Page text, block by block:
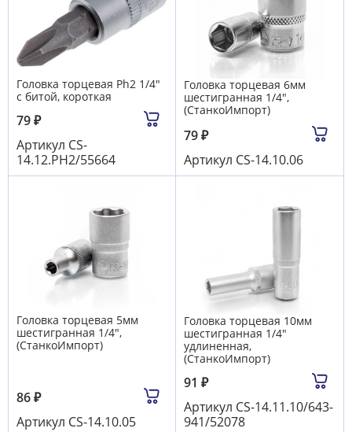
Головка торцевая Ph2 1/4"
с битой, короткая
79₽
Артикул CS-
14.12.PH2/55664
Головка торцевая 6мм
шестигранная 1/4",
(СтанкоИмпорт)
79₽
Артикул CS-14.10.06
Головка торцевая 5мм
шестигранная 1/4",
(СтанкоИмпорт)
86₽
Артикул CS-14.10.05
Головка торцевая 10мм
шестигранная 1/4"
удлиненная,
(СтанкоИмпорт)
91 ₽
Артикул CS-14.11.10/643-
941/52078